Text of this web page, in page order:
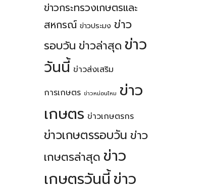
ข่าวกระทรวงเกษตรเเละ
สหกรณ์ ข่าวประมง ข่าว
รอบวัน ข่าวล่าสุด ข่าว
วันนี้ ข่าวส่งเสริม
การเกษตร ข่าวหม่อนไหม ข่าว
เกษตร ข่าวเกษตรกร
ข่าวเกษตรรอบวัน ข่าว
เกษตรล่าสุด ข่าว
เกษตรวันนี้ ข่าว